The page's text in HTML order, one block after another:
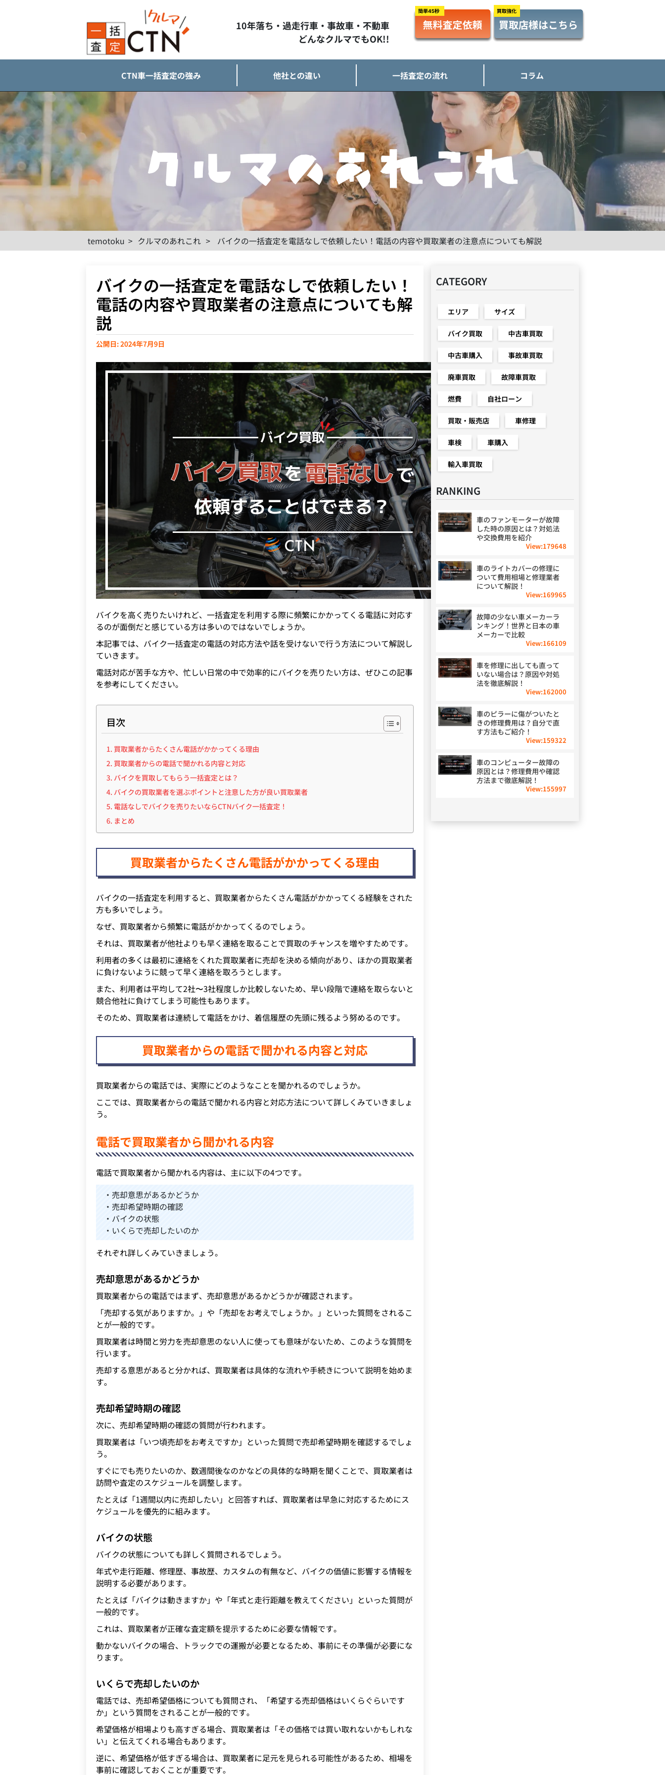
10年落ち・過走行車・事故車・不動車
どんなクルマでもOK!!
CTN車一括査定の強み 他社との違い 一括査定の流れ コラム
temotoku > クルマのあれこれ > バイクの一括査定を電話なしで依頼したい！電話の内容や買取業者の注意点についても解説
バイクの一括査定を電話なしで依頼したい！
電話の内容や買取業者の注意点についても解
説
公開日: 2024年7月9日
バイクを高く売りたいけれど、一括査定を利用する際に頻繁にかかってくる電話に対応す
るのが面倒だと感じている方は多いのではないでしょうか。
本記事では、バイク一括査定の電話の対応方法や話を受けないで行う方法について解説し
ていきます。
電話対応が苦手な方や、忙しい日常の中で効率的にバイクを売りたい方は、ぜひこの記事
を参考にしてください。
目次
買取業者からたくさん電話がかかってくる理由
買取業者からの電話で聞かれる内容と対応
バイクを買取してもらう一括査定とは？
バイクの買取業者を選ぶポイントと注意した方が良い買取業者
電話なしでバイクを売りたいならCTNバイク一括査定！
まとめ
買取業者からたくさん電話がかかってくる理由
バイクの一括査定を利用すると、買取業者からたくさん電話がかかってくる経験をされた
方も多いでしょう。
なぜ、買取業者から頻繁に電話がかかってくるのでしょう。
それは、買取業者が他社よりも早く連絡を取ることで買取のチャンスを増やすためです。
利用者の多くは最初に連絡をくれた買取業者に売却を決める傾向があり、ほかの買取業者
に負けないように競って早く連絡を取ろうとします。
また、利用者は平均して2社〜3社程度しか比較しないため、早い段階で連絡を取らないと
競合他社に負けてしまう可能性もあります。
そのため、買取業者は連続して電話をかけ、着信履歴の先頭に残るよう努めるのです。
買取業者からの電話で聞かれる内容と対応
買取業者からの電話では、実際にどのようなことを聞かれるのでしょうか。
ここでは、買取業者からの電話で聞かれる内容と対応方法について詳しくみていきましょ
う。
電話で買取業者から聞かれる内容
電話で買取業者から聞かれる内容は、主に以下の4つです。
・売却意思があるかどうか
・売却希望時期の確認
・バイクの状態
・いくらで売却したいのか
それぞれ詳しくみていきましょう。
売却意思があるかどうか
買取業者からの電話ではまず、売却意思があるかどうかが確認されます。
「売却する気がありますか。」や「売却をお考えでしょうか。」といった質問をされるこ
とが一般的です。
買取業者は時間と労力を売却意思のない人に使っても意味がないため、このような質問を
行います。
売却する意思があると分かれば、買取業者は具体的な流れや手続きについて説明を始めま
す。
売却希望時期の確認
次に、売却希望時期の確認の質問が行われます。
買取業者は「いつ頃売却をお考えですか」といった質問で売却希望時期を確認するでしょ
う。
すぐにでも売りたいのか、数週間後なのかなどの具体的な時期を聞くことで、買取業者は
訪問や査定のスケジュールを調整します。
たとえば「1週間以内に売却したい」と回答すれば、買取業者は早急に対応するためにス
ケジュールを優先的に組みます。
バイクの状態
バイクの状態についても詳しく質問されるでしょう。
年式や走行距離、修理歴、事故歴、カスタムの有無など、バイクの価値に影響する情報を
説明する必要があります。
たとえば「バイクは動きますか」や「年式と走行距離を教えてください」といった質問が
一般的です。
これは、買取業者が正確な査定額を提示するために必要な情報です。
動かないバイクの場合、トラックでの運搬が必要となるため、事前にその準備が必要にな
ります。
いくらで売却したいのか
電話では、売却希望価格についても質問され、「希望する売却価格はいくらぐらいです
か」という質問をされることが一般的です。
希望価格が相場よりも高すぎる場合、買取業者は「その価格では買い取れないかもしれな
い」と伝えてくれる場合もあります。
逆に、希望価格が低すぎる場合は、買取業者に足元を見られる可能性があるため、相場を
事前に確認しておくことが重要です。
CATEGORY
エリア サイズ
バイク買取 中古車買取
中古車購入 事故車買取
廃車買取 故障車買取
燃費 自社ローン
買取・販売店 車修理
車検 車購入
輸入車買取
RANKING
車のファンモーターが故障
した時の原因とは？対処法
や交換費用を紹介
View:179648
車のライトカバーの修理に
ついて費用相場と修理業者
について解説！
View:169965
故障の少ない車メーカーラ
ンキング！世界と日本の車
メーカーで比較
View:166109
車を修理に出しても直って
いない場合は？原因や対処
法を徹底解説！
View:162000
車のピラーに傷がついたと
きの修理費用は？自分で直
す方法もご紹介！
View:159322
車のコンピューター故障の
原因とは？修理費用や確認
方法まで徹底解説！
View:155997